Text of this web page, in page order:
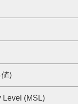
値)
Level (MSL)